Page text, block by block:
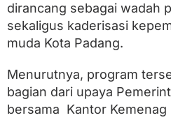
T
s
s
K
o
a
dirancang sebagai wadah
sekaligus kaderisasi
muda Kota Padang.
Menurutnya, program
bagian dari upaya
bersama Kantor Kemenag